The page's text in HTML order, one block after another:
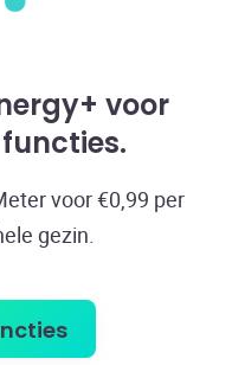
voor
voor €0,99 per
gezin.